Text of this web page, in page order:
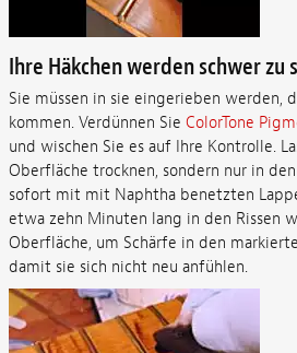
Ihre Häkchen werden schwer zu
Sie müssen in sie eingerieben werden,
kommen. Verdünnen Sie ColorTone
und wischen Sie es auf Ihre Kontrolle.
Oberfläche trocknen, sondern nur in den
sofort mit mit Naphtha benetzten
etwa zehn Minuten lang in den Rissen
Oberfläche, um Schärfe in den
damit sie sich nicht neu anfühlen.